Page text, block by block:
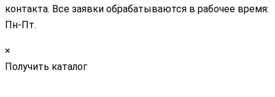
контакта. Все заявки обрабатываются в рабочее время:
Пн-Пт.
×
Получить каталог